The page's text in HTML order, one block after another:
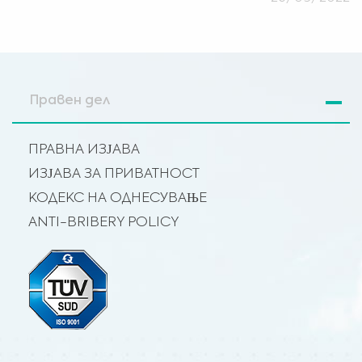
Правен дел
ПРАВНА ИЗЈАВА
ИЗЈАВА ЗА ПРИВАТНОСТ
КОДЕКС НА ОДНЕСУВАЊЕ
ANTI-BRIBERY POLICY